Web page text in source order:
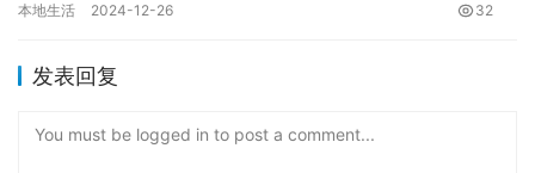
本地生活 2024-12-26 32
发表回复
You must be logged in to post a comment...